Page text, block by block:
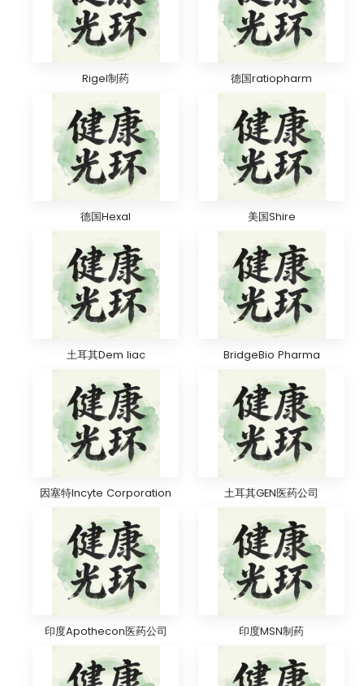
Rigel制药 德国ratiopharm
德国Hexal 美国Shire
土耳其Dem liac BridgeBio Pharma
因塞特Incyte Corporation 土耳其GEN医药公司
印度Apothecon医药公司 印度MSN制药